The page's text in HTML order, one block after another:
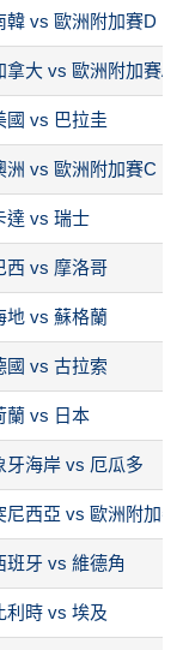
韓 vs 歐洲附加賽D
拿大 vs 歐洲附加賽A
國 vs 巴拉圭
洲 vs 歐洲附加賽C
達 vs 瑞士
西 vs 摩洛哥
地 vs 蘇格蘭
國 vs 古拉索
蘭 vs 日本
牙海岸 vs 厄瓜多
尼西亞 vs 歐洲附加賽
班牙 vs 維德角
利時 vs 埃及